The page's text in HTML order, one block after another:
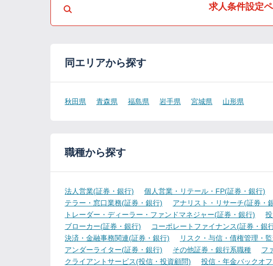
求人条件設定
同エリアから探す
秋田県 青森県 福島県 岩手県 宮城県 山形県
職種から探す
法人営業(証券・銀行) 個人営業・リテール・FP(証券・銀行)
テラー・窓口業務(証券・銀行)
アナリスト・リサーチ(証券・
トレーダー・ディーラー・ファンドマネジャー(証券・銀行)
ブローカー(証券・銀行)
コーポレートファイナンス(証券・銀
決済・金融事務関連(証券・銀行)
リスク・与信・債権管理・
アンダーライター(証券・銀行)
その他証券・銀行系職種
フ
クライアントサービス(投信・投資顧問)
投信・年金バックオ